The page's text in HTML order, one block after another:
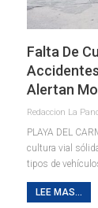
Falta De
Alertan
PLAYA DEL
cultura vial
tipos de
LEE MAS...